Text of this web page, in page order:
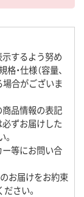
するよう努め
・仕様（容量、
場合がございま
商品情報の表記
ずお届けした
ー等にお問い合
のお届けをお約束
さい。